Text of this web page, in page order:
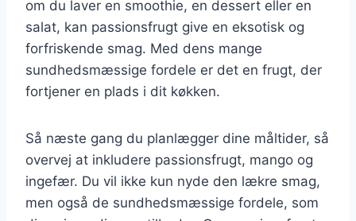
om du laver en smoothie, en dessert eller en
salat, kan passionsfrugt give en eksotisk og
forfriskende smag. Med dens mange
sundhedsmæssige fordele er det en frugt, der
fortjener en plads i dit køkken.
Så næste gang du planlægger dine måltider, så
overvej at inkludere passionsfrugt, mango og
ingefær. Du vil ikke kun nyde den lækre smag,
men også de sundhedsmæssige fordele, som